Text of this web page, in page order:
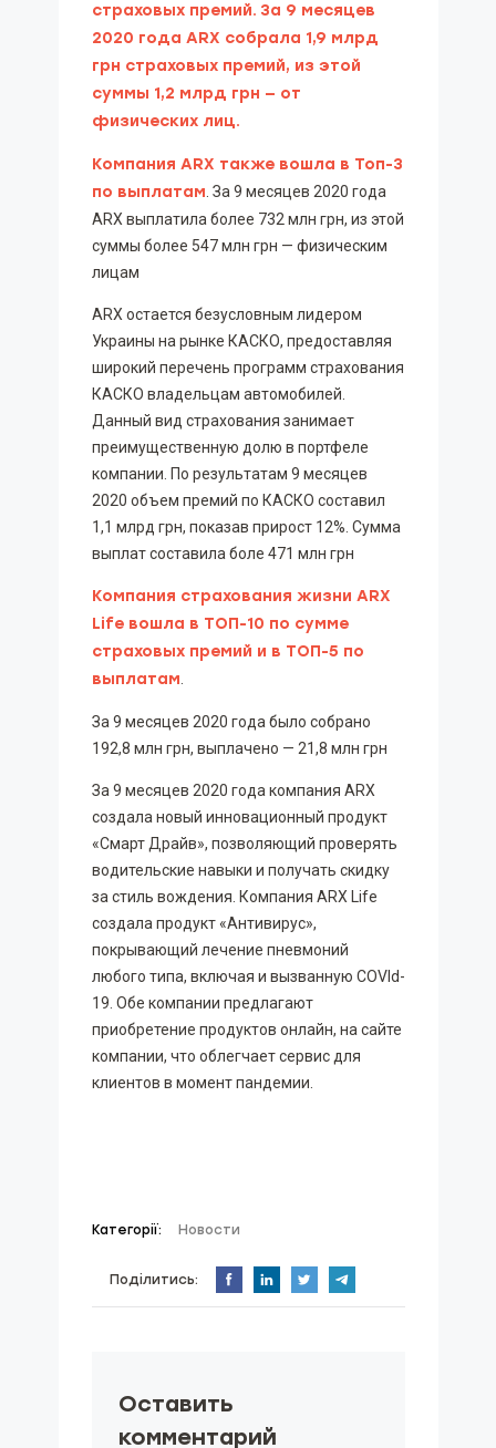
страховых премий. За 9 месяцев
2020 года ARX собрала 1,9 млрд
грн страховых премий, из этой
суммы 1,2 млрд грн — от
физических лиц.
Компания ARX также вошла в Топ-3
по выплатам . За 9 месяцев 2020 года
ARX выплатила более 732 млн грн, из этой
суммы более 547 млн грн — физическим
лицам
ARX остается безусловным лидером
Украины на рынке КАСКО, предоставляя
широкий перечень программ страхования
КАСКО владельцам автомобилей.
Данный вид страхования занимает
преимущественную долю в портфеле
компании. По результатам 9 месяцев
2020 объем премий по КАСКО составил
1,1 млрд грн, показав прирост 12%. Сумма
выплат составила боле 471 млн грн
Компания страхования жизни ARX
Life вошла в ТОП-10 по сумме
страховых премий и в ТОП-5 по
выплатам
За 9 месяцев 2020 года было собрано
192,8 млн грн, выплачено — 21,8 млн грн
За 9 месяцев 2020 года компания ARХ
создала новый инновационный продукт
«Смарт Драйв», позволяющий проверять
водительские навыки и получать скидку
за стиль вождения. Компания ARX Life
cоздала продукт «Антивирус»,
покрывающий лечение пневмоний
любого типа, включая и вызванную COVId-
19. Обе компании предлагают
приобретение продуктов онлайн, на сайте
компании, что облегчает сервис для
клиентов в момент пандемии.
Категорії: Новости
Поділитись:
Оставить
комментарий